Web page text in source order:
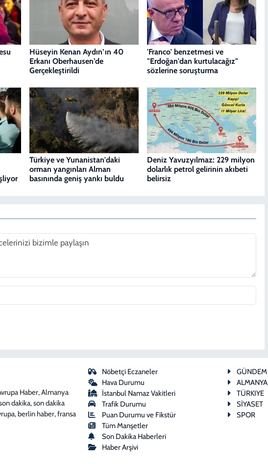
Hüseyin Kenan Aydın’ın 40
Erkanı Oberhausen’de
Gerçekleştirildi
'Franco' benzetmesi ve
"Erdoğan'dan kurtulacağız"
sözlerine soruşturma
Türkiye ve Yunanistan'daki
orman yangınları Alman
basınında geniş yankı buldu
Deniz Yavuzyılmaz: 229 milyon
dolarlık petrol gelirinin akıbeti
belirsiz
Haber, Almanya
dakika, son dakika
berlin haber, fransa
Nöbetçi Eczaneler
Hava Durumu
İstanbul Namaz Vakitleri
Trafik Durumu
Puan Durumu ve Fikstür
Tüm Manşetler
Son Dakika Haberleri
Haber Arşivi
GÜNDEM
ALMANYA
TÜRKIYE
SİYASET
SPOR